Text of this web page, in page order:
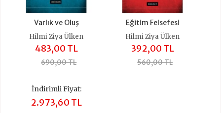
Varlık ve Oluş
Hilmi Ziya Ülken
483,00 TL
690,00 TL
Eğitim Felsefesi
Hilmi Ziya Ülken
392,00 TL
560,00 TL
İndirimli Fiyat:
2.973,60 TL